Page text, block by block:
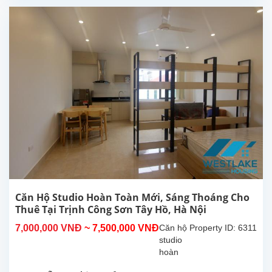
Tây
Hồ.
tích
30m²,
đã
lắp đặt
các
trang
thiết bị,
nội thất
Căn Hộ Studio Hoàn Toàn Mới, Sáng Thoáng Cho
Thuê Tại Trịnh Công Sơn Tây Hồ, Hà Nội
7,000,000 VNĐ ~ 7,500,000 VNĐ Property ID: 6311
Căn hộ
studio
hoàn